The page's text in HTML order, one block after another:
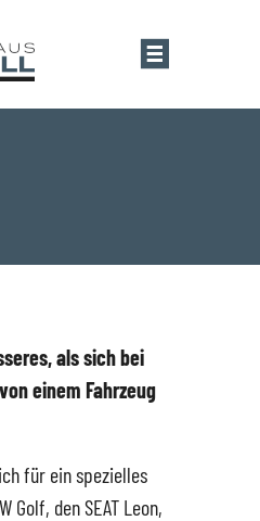
als sich bei
einem Fahrzeug
für ein spezielles
Golf, den SEAT Leon,